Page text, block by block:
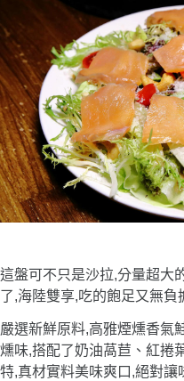
這盤可不只是沙拉,分量超大
了,海陸雙享,吃的飽足又無負
嚴選新鮮原料,高雅煙燻香氣
燻味,搭配了奶油萵苣、紅捲
特,真材實料美味爽口,絕對